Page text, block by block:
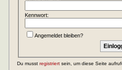
Kennwort:
Angemeldet bleiben?
Du musst registriert sein, um diese Seite